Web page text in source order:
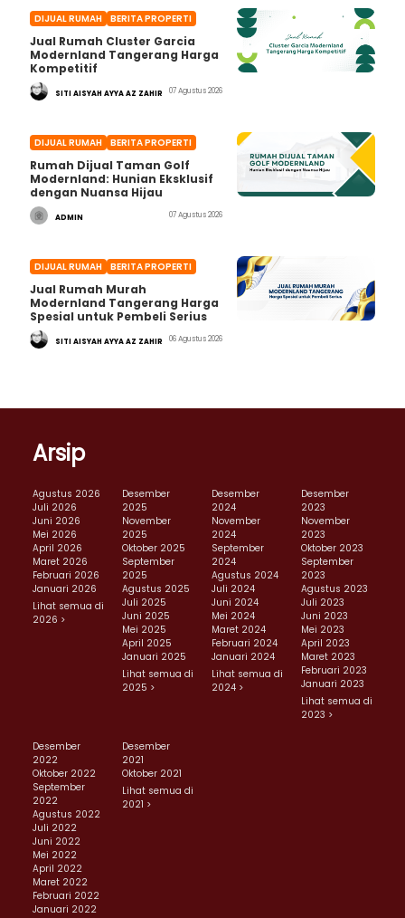
DIJUAL RUMAH BERITA PROPERTI
Jual Rumah Cluster Garcia
Modernland Tangerang Harga
Kompetitif
SITI AISYAH AYYA AZ ZAHIR 07 Agustus 2026
DIJUAL RUMAH BERITA PROPERTI
Rumah Dijual Taman Golf
Modernland: Hunian Eksklusif
dengan Nuansa Hijau
ADMIN 07 Agustus 2026
DIJUAL RUMAH BERITA PROPERTI
Jual Rumah Murah
Modernland Tangerang Harga
Spesial untuk Pembeli Serius
SITI AISYAH AYYA AZ ZAHIR 06 Agustus 2026
Arsip
Agustus 2026
Juli 2026
Juni 2026
Mei 2026
April 2026
Maret 2026
Februari 2026
Januari 2026
Lihat semua di
2026 >
Desember
2025
November
2025
Oktober 2025
September
2025
Agustus 2025
Juli 2025
Juni 2025
Mei 2025
April 2025
Januari 2025
Lihat semua di
2025 >
Desember
2024
November
2024
September
2024
Agustus 2024
Juli 2024
Juni 2024
Mei 2024
Maret 2024
Februari 2024
Januari 2024
Lihat semua di
2024 >
Desember
2023
November
2023
Oktober 2023
September
2023
Agustus 2023
Juli 2023
Juni 2023
Mei 2023
April 2023
Maret 2023
Februari 2023
Januari 2023
Lihat semua di
2023 >
Desember
2022
Oktober 2022
September
2022
Agustus 2022
Juli 2022
Juni 2022
Mei 2022
April 2022
Maret 2022
Februari 2022
Januari 2022
Desember
2021
Oktober 2021
Lihat semua di
2021 >